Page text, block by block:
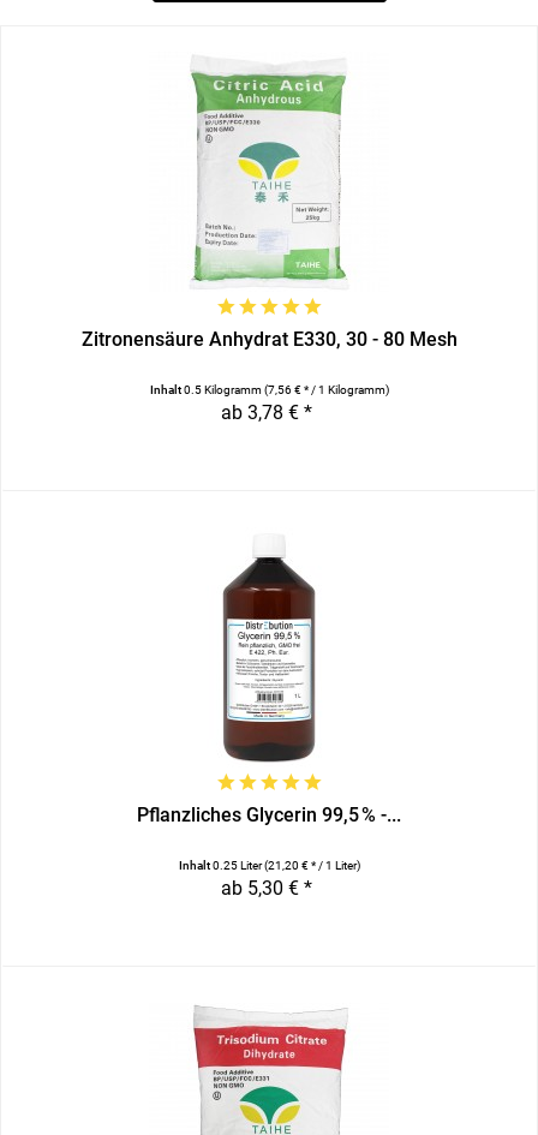
Zitronensäure Anhydrat E330, 30 - 80 Mesh
Inhalt0.5 Kilogramm(7,56 € * / 1 Kilogramm)
ab 3,78 € *
Pflanzliches Glycerin 99,5 % -...
Inhalt0.25 Liter(21,20 € * / 1 Liter)
ab 5,30 € *